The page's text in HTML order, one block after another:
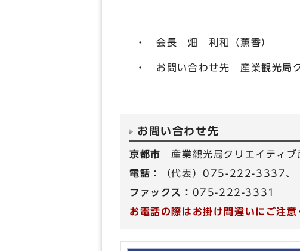
・ 会長 畑 利和（薫香）
・ お問い合わせ先 産業観光
お問い合わせ先
京都市 産業観光局クリエイティブ
電話：
（代表）075-222-3337、
ファックス： 075-222-3331
お電話の際はお掛け間違いにご注意